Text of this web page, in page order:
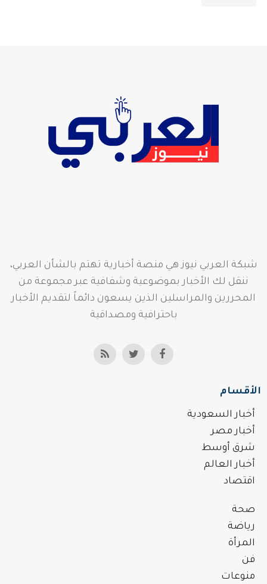
شبكة العربي نيوز هي منصة أخبارية تهتم بالشأن العربي،
ننقل لك الأخبار بموضوعية وشفافية عبر مجموعة من
المحررين والمراسلين الذين يسعون دائماً لتقديم الأخبار
باحترافية ومصداقية
الأقسام
أخبار السعودية
أخبار مصر
شرق أوسط
أخبار العالم
اقتصاد
صحة
رياضة
المرأة
فن
منوعات